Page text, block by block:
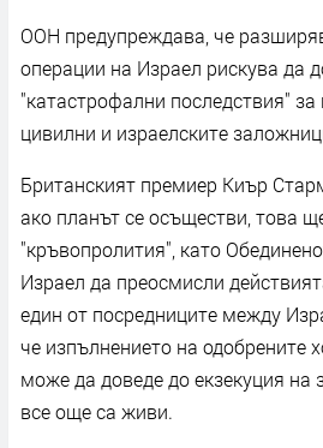
ООН предупреждава, че
операции на Израел рискува да
"катастрофални последствия" за
цивилни и израелските
Британският премиер Киър
ако планът се осъществи, това
"кръвопролития", като
Израел да преосмисли
един от посредниците между
че изпълнението на одобрените
може да доведе до екзекуция на
все още са живи.